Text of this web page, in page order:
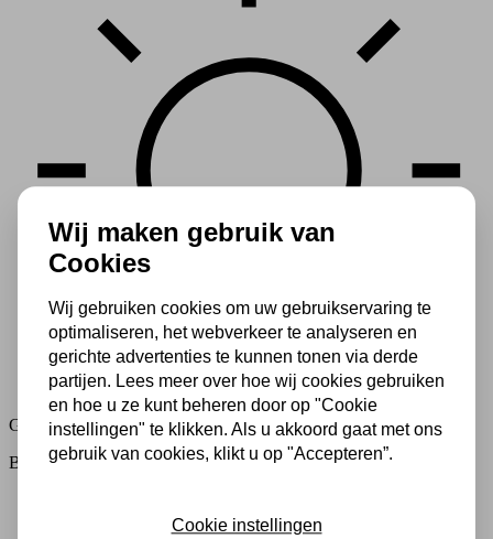
Gratis lichtbronnen
Bestelling inclusief lichtbron
Wij maken gebruik van
Cookies
Wij gebruiken cookies om uw gebruikservaring te
optimaliseren, het webverkeer te analyseren en
gerichte advertenties te kunnen tonen via derde
partijen. Lees meer over hoe wij cookies gebruiken
en hoe u ze kunt beheren door op "Cookie
instellingen" te klikken. Als u akkoord gaat met ons
gebruik van cookies, klikt u op "Accepteren”.
Cookie instellingen